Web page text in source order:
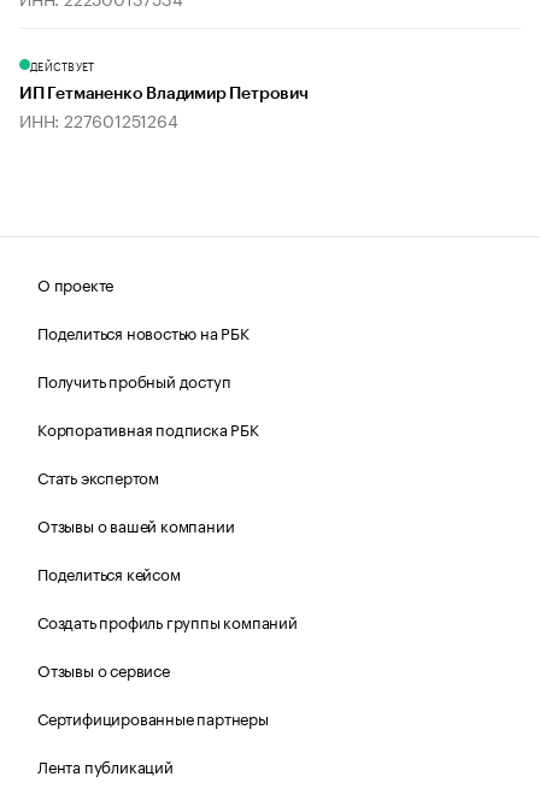
ДЕЙСТВУЕТ
ИП Гетманенко Владимир Петрович
ИНН: 227601251264
О проекте
Поделиться новостью на РБК
Получить пробный доступ
Корпоративная подписка РБК
Стать экспертом
Отзывы о вашей компании
Поделиться кейсом
Создать профиль группы компаний
Отзывы о сервисе
Сертифицированные партнеры
Лента публикаций